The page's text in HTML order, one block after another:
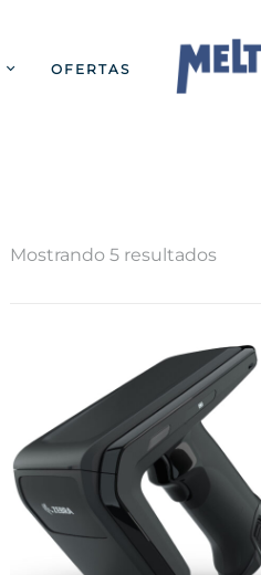
OFERTAS
Mostrando 5 resultados